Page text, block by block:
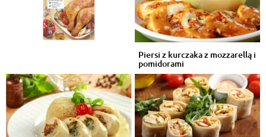
Piersi z kurczaka z mozzarellą i
pomidorami